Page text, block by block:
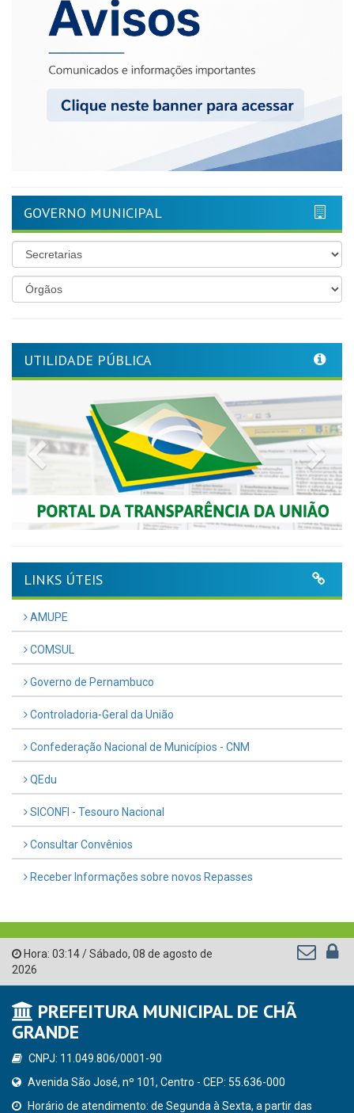
GOVERNO MUNICIPAL
UTILIDADE PÚBLICA
Previous
LINKS ÚTEIS
AMUPE
COMSUL
Governo de Pernambuco
Controladoria-Geral da União
Confederação Nacional de Municípios - CNM
QEdu
SICONFI - Tesouro Nacional
Consultar Convênios
Receber Informações sobre novos Repasses
Hora: 03:14/Sábado, 08 de agosto de
2026
PREFEITURA MUNICIPAL DE CHÃ
GRANDE
CNPJ: 11.049.806/0001-90
Avenida São José, nº 101, Centro - CEP: 55.636-000
Horário de atendimento: de Segunda à Sexta, a partir das